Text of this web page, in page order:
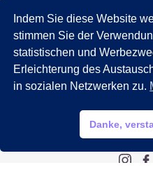
Email:
My
Indem Sie diese Website
stimmen Sie der
statistischen und
Erleichterung des
in sozialen Netzwerken zu.
Danke,